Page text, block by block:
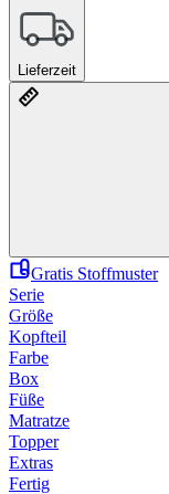
Lieferzeit
Gratis Stoffmuster
Serie
Größe
Kopfteil
Farbe
Box
Füße
Matratze
Topper
Extras
Fertig